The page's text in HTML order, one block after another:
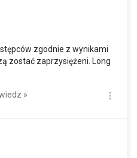
zgodnie z wynikami
zostać zaprzysiężeni. Long
»